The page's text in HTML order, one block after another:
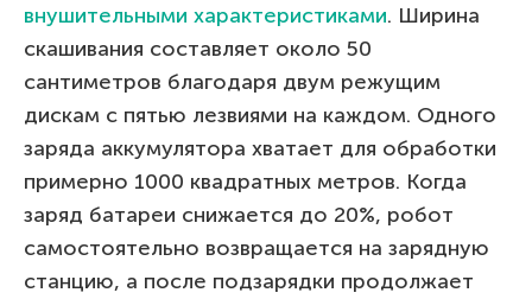
внушительными характеристиками. Ширина
скашивания составляет около 50
сантиметров благодаря двум режущим
дискам с пятью лезвиями на каждом. Одного
заряда аккумулятора хватает для обработки
примерно 1000 квадратных метров. Когда
заряд батареи снижается до 20%, робот
самостоятельно возвращается на зарядную
станцию, а после подзарядки продолжает